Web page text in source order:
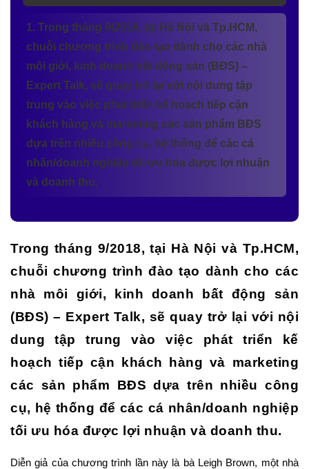
1. Trong tháng 9/2018, tại Hà Nội và Tp.HCM,
chuỗi chương trình đào tạo dành cho các nhà
môi giới, kinh doanh bất động sản (BĐS) –
Expert Talk, sẽ quay trở lại với nội dung tập
trung vào việc phát triển kế hoạch tiếp cận
khách hàng và marketing các sản phẩm BĐS
dựa trên nhiều công cụ, hệ thống để các cá
nhân/doanh nghiệp tối ưu hóa được lợi nhuận
và doanh thu.
Trong tháng 9/2018, tại Hà Nội và Tp.HCM,
chuỗi chương trình đào tạo dành cho các
nhà môi giới, kinh doanh bất động sản
(BĐS) – Expert Talk, sẽ quay trở lại với nội
dung tập trung vào việc phát triển kế
hoạch tiếp cận khách hàng và marketing
các sản phẩm BĐS dựa trên nhiều công
cụ, hệ thống để các cá nhân/doanh nghiệp
tối ưu hóa được lợi nhuận và doanh thu.
Diễn giả của chương trình lần này là bà Leigh Brown, một nhà